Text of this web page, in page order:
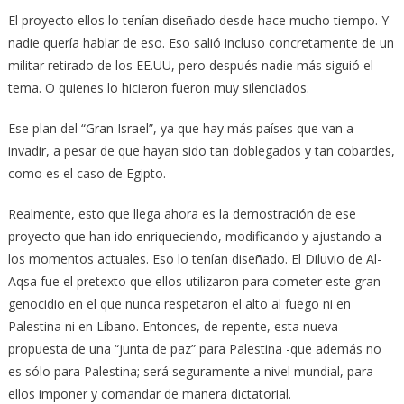
El proyecto ellos lo tenían diseñado desde hace mucho tiempo. Y
nadie quería hablar de eso. Eso salió incluso concretamente de un
militar retirado de los EE.UU, pero después nadie más siguió el
tema. O quienes lo hicieron fueron muy silenciados.
Ese plan del “Gran Israel”, ya que hay más países que van a
invadir, a pesar de que hayan sido tan doblegados y tan cobardes,
como es el caso de Egipto.
Realmente, esto que llega ahora es la demostración de ese
proyecto que han ido enriqueciendo, modificando y ajustando a
los momentos actuales. Eso lo tenían diseñado. El Diluvio de Al-
Aqsa fue el pretexto que ellos utilizaron para cometer este gran
genocidio en el que nunca respetaron el alto al fuego ni en
Palestina ni en Líbano. Entonces, de repente, esta nueva
propuesta de una “junta de paz” para Palestina -que además no
es sólo para Palestina; será seguramente a nivel mundial, para
ellos imponer y comandar de manera dictatorial.